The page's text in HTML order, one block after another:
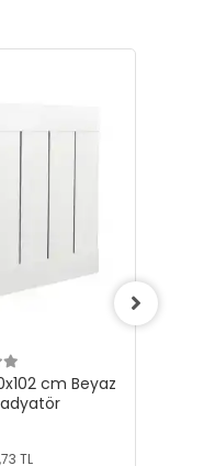
cm Beyaz
TL